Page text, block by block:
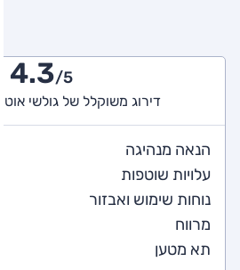
4.3/5
דירוג משוקלל של גולשי אוטו (8 חוות דעת)
הנאה מנהיגה
עלויות שוטפות
נוחות שימוש ואבזור
מרווח
תא מטען